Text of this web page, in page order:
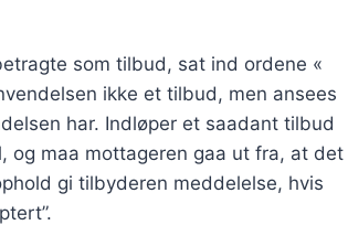
som tilbud, sat ind ordene «
ikke et tilbud, men ansees
har. Indløper et saadant tilbud
og maa mottageren gaa ut fra, at det
gi tilbyderen meddelelse, hvis